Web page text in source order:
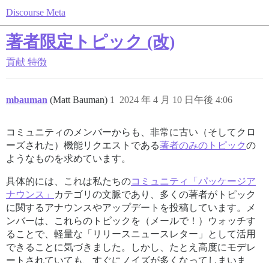
Discourse Meta
著者限定トピック (改)
貢献 特徴
mbauman (Matt Bauman) 2024 年 4 月 10 日午後 4:06
1
コミュニティのメンバーからも、非常に古い（そしてクロ
ーズされた）機能リクエストである著者のみのトピックの
ようなものを求めています。
具体的には、これは私たちのコミュニティ「パッケージア
ナウンス」
カテゴリの文脈であり、多くの著者がトピック
に関するアナウンスやアップデートを投稿しています。メ
ンバーは、これらのトピックを（メールで！）ウォッチす
ることで、軽量な「リリースニュースレター」として活用
できることに気づきました。しかし、たとえ高度にモデレ
ートされていても、すぐにノイズが多くなってしまいま